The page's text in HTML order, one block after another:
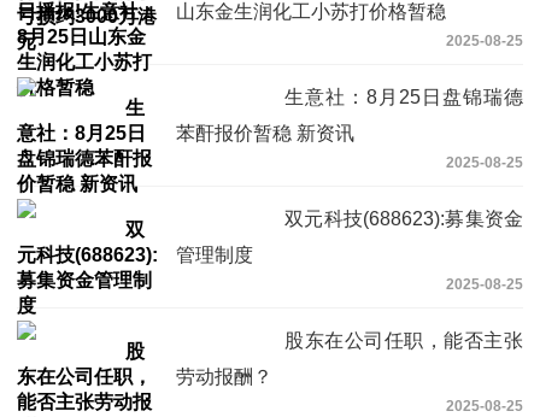
山东金生润化工小苏打价格暂稳
2025-08-25
生意社：8月25日盘锦瑞德
苯酐报价暂稳 新资讯
2025-08-25
双元科技(688623):募集资金
管理制度
2025-08-25
股东在公司任职，能否主张
劳动报酬？
2025-08-25